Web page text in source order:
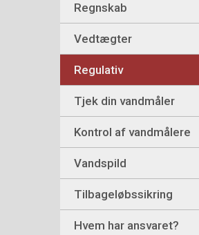
Regnskab
Vedtægter
Regulativ
Tjek din vandmåler
Kontrol af vandmålere
Vandspild
Tilbageløbssikring
Hvem har ansvaret?